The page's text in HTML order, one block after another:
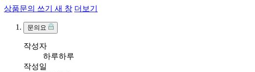
상품문의 쓰기 새 창 더보기
문의요
작성자
하루하루
작성일